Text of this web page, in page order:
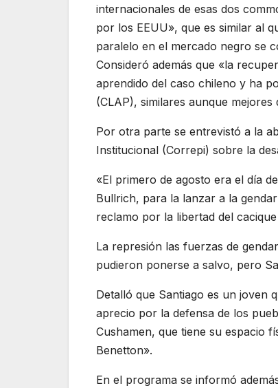
internacionales de esas dos
por los EEUU», que es similar al
paralelo en el mercado negro se
Consideró además que «la
aprendido del caso chileno y ha
(CLAP), similares aunque
Por otra parte se entrevistó a la
Institucional (Correpi) sobre la
«El primero de agosto era el día
Bullrich, para la lanzar a la
reclamo por la libertad del
La represión las fuerzas de
pudieron ponerse a salvo, pero
Detalló que Santiago es un joven
aprecio por la defensa de los
Cushamen, que tiene su espacio
Benetton».
En el programa se informó